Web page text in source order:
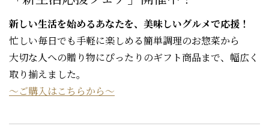
新しい生活を始めるあなたを、美味しいグルメで応援！
忙しい毎日でも手軽に楽しめる簡単調理のお惣菜から
大切な人への贈り物にぴったりのギフト商品まで、幅広く
取り揃えました。
～ご購入はこちらから～